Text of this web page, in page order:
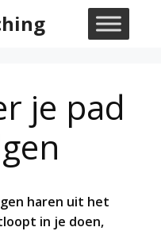
je pad
haren uit het
in je doen,